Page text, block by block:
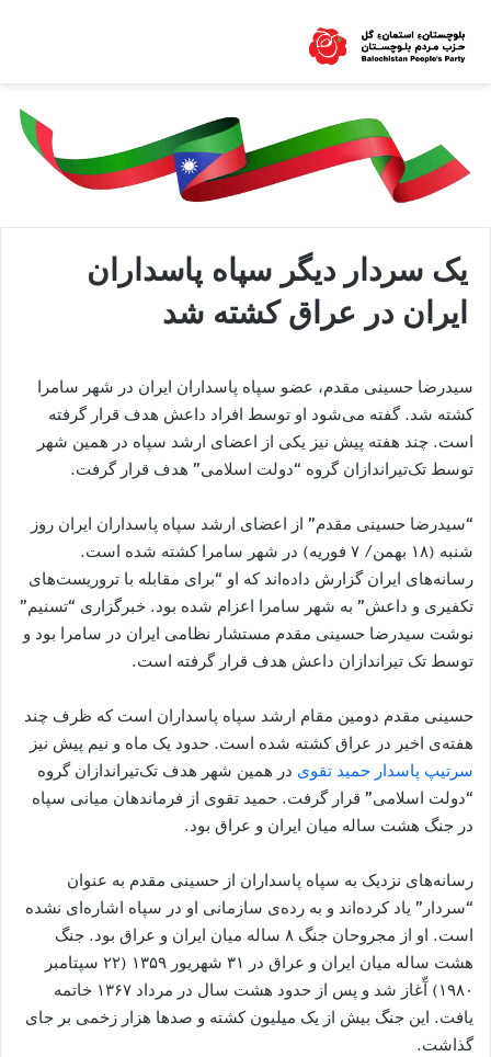
یک سردار دیگر سپاه پاسداران
ایران در عراق کشته شد
سیدرضا حسینی مقدم، عضو سپاه پاسداران ایران در شهر سامرا
کشته شد. گفته می‌شود او توسط افراد داعش هدف قرار گرفته
است. چند هفته پیش نیز یکی از اعضای ارشد سپاه در همین شهر
توسط تک‌تیراندازان گروه “دولت اسلامی” هدف قرار گرفت.
“سیدرضا حسینی مقدم” از اعضای ارشد سپاه پاسداران ایران روز
شنبه (۱۸ بهمن/ ۷ فوریه) در شهر سامرا کشته شده است.
رسانه‌های ایران گزارش داده‌اند که او “برای مقابله با تروریست‌های
تکفیری و داعش” به شهر سامرا اعزام شده بود. خبرگزاری “تسنیم”
نوشت سیدرضا حسینی مقدم مستشار نظامی ایران در سامرا بود و
توسط تک تیراندازان داعش هدف قرار گرفته است.
حسینی مقدم دومین مقام ارشد سپاه پاسداران است که ظرف چند
هفته‌ی اخیر در عراق کشته شده است. حدود یک ماه و نیم پیش نیز
سرتیپ پاسدار حمید تقوی در همین شهر هدف تک‌تیراندازان گروه
“دولت اسلامی” قرار گرفت. حمید تقوی از فرماندهان میانی سپاه
در جنگ هشت ساله میان ایران و عراق بود.
رسانه‌های نزدیک به سپاه پاسداران از حسینی مقدم به عنوان
“سردار” یاد کرده‌اند و به رده‌ی سازمانی او در سپاه اشاره‌ای نشده
است. او از مجروحان جنگ ۸ ساله میان ایران و عراق بود. جنگ
هشت ساله میان ایران و عراق در ۳۱ شهریور ۱۳۵۹ (۲۲ سپتامبر
۱۹۸۰) آّغاز شد و پس از حدود هشت سال در مرداد ۱۳۶۷ خاتمه
یافت. این جنگ بیش از یک میلیون کشته و صدها هزار زخمی بر جای
گذاشت.